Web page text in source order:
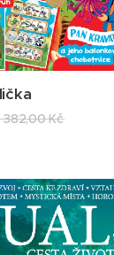
382,00Kč